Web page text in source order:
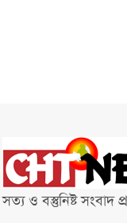
সত্য ও বস্তুনিষ্ট সংবাদ